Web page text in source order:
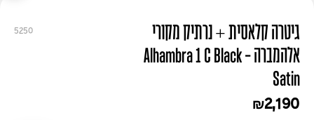
5250
גיטרה קלאסית + נרתיק מקורי
אלהמברה - Alhambra 1 C Black
Satin
₪2,190